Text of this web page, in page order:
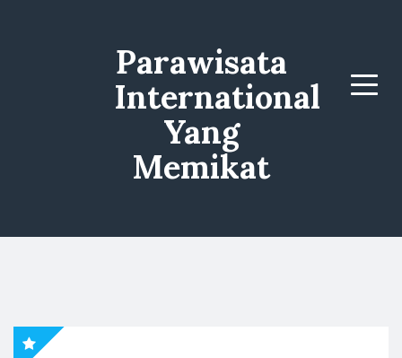
Parawisata
International
Yang
Memikat
Menu